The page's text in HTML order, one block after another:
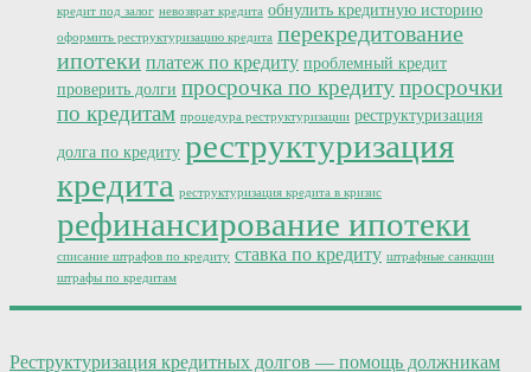
кредит под залог невозврат кредита обнулить кредитную историю
оформить реструктуризацию кредита перекредитование
ипотеки платеж по кредиту проблемный кредит
проверить долги просрочка по кредитупросрочки
по кредитам процедура реструктуризации реструктуризация
долга по кредиту реструктуризация
кредита реструктуризация кредита в кризис
рефинансирование ипотеки
списание штрафов по кредиту ставка по кредиту штрафные санкции
штрафы по кредитам
Реструктуризация кредитных долгов — помощь должникам